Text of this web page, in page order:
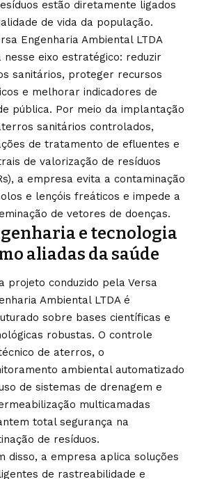
estão diretamente ligados
de vida da população.
Engenharia Ambiental LTDA
nesse eixo estratégico: reduzir
sanitários, proteger recursos
e melhorar indicadores de
pública. Por meio da implantação
sanitários controlados,
de tratamento de efluentes e
de valorização de resíduos
a empresa evita a contaminação
e lençóis freáticos e impede a
de vetores de doenças.
e tecnologia
aliadas da saúde
projeto conduzido pela Versa
Ambiental LTDA é
sobre bases científicas e
robustas. O controle
de aterros, o
ambiental automatizado
de sistemas de drenagem e
multicamadas
total segurança na
de resíduos.
disso, a empresa aplica soluções
de rastreabilidade e